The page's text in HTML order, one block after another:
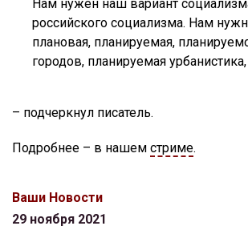
Нам нужен наш вариант
российского социализма. Нам
плановая, планируемая,
городов, планируемая урбанистика,
– подчеркнул писатель.
Подробнее – в нашем стриме.
Ваши Новости
29 ноября 2021